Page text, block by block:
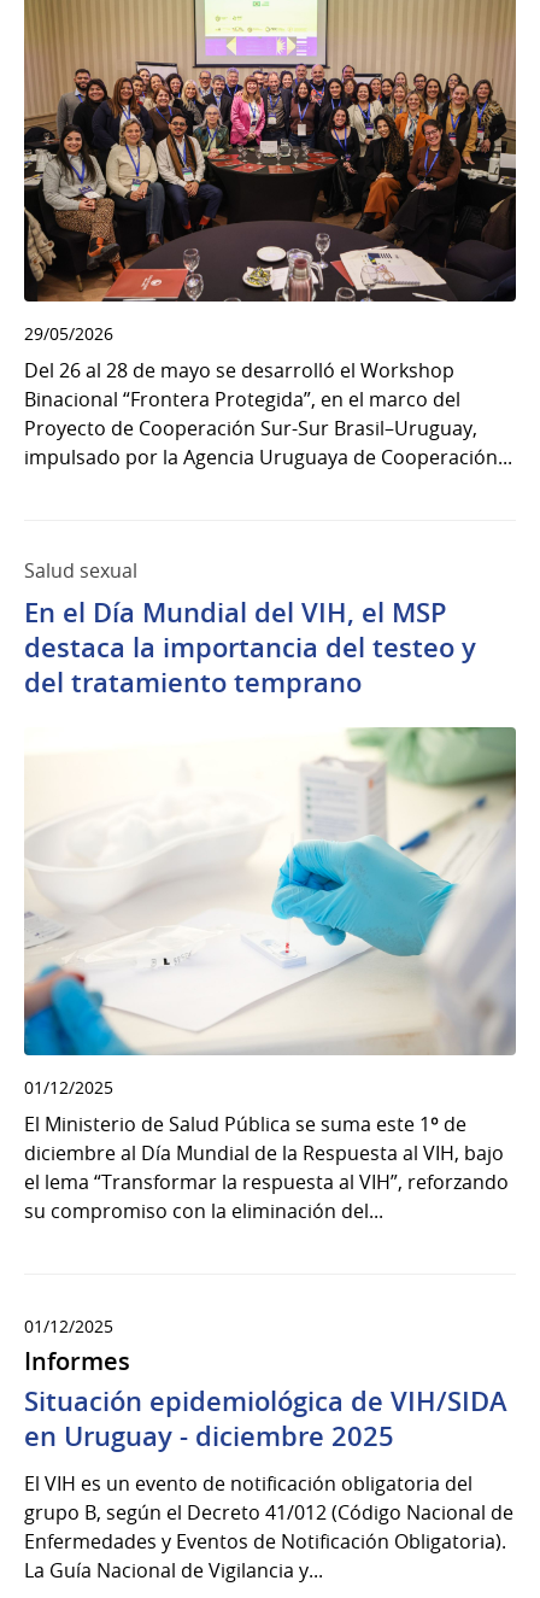
29/05/2026
Del 26 al 28 de mayo se desarrolló el Workshop
Binacional “Frontera Protegida”, en el marco del
Proyecto de Cooperación Sur-Sur Brasil–Uruguay,
impulsado por la Agencia Uruguaya de Cooperación...
Salud sexual
En el Día Mundial del VIH, el MSP
destaca la importancia del testeo y
del tratamiento temprano
01/12/2025
El Ministerio de Salud Pública se suma este 1º de
diciembre al Día Mundial de la Respuesta al VIH, bajo
el lema “Transformar la respuesta al VIH”, reforzando
su compromiso con la eliminación del...
01/12/2025
Informes
Situación epidemiológica de VIH/SIDA
en Uruguay - diciembre 2025
El VIH es un evento de notificación obligatoria del
grupo B, según el Decreto 41/012 (Código Nacional de
Enfermedades y Eventos de Notificación Obligatoria).
La Guía Nacional de Vigilancia y...